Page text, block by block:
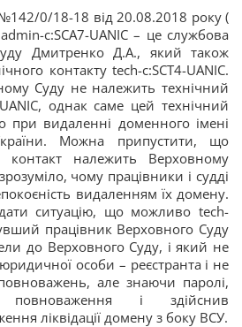
0/18-18 від 20.08.2018 року (
c:SCA7-UANIC – це службова
Дмитренко Д.А., який також
контакту tech-c:SCT4-UANIC.
Суду не належить технічний
однак саме цей технічний
при видаленні доменного імені
Можна припустити, що
контакт належить Верховному
чому працівники і судді
видаленням їх домену.
ситуацію, що можливо tech-
працівник Верховного Суду
до Верховного Суду, і який не
особи – реєстранта і не
але знаючи паролі,
і здійснив
ліквідації домену з боку ВСУ.